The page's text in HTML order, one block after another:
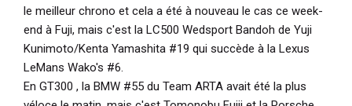
le meilleur chrono et cela a été à nouveau le cas ce week-
end à Fuji, mais c'est la LC500 Wedsport Bandoh de Yuji
Kunimoto/Kenta Yamashita #19 qui succède à la Lexus
LeMans Wako's #6.
En GT300 , la BMW #55 du Team ARTA avait été la plus